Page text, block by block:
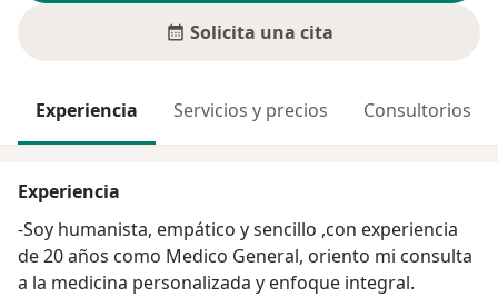
Solicita una cita
Experiencia Servicios y precios Consultorios
Experiencia
-Soy humanista, empático y sencillo ,con experiencia
de 20 años como Medico General, oriento mi consulta
a la medicina personalizada y enfoque integral.